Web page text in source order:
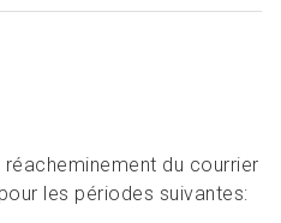
du courrier
les périodes suivantes: